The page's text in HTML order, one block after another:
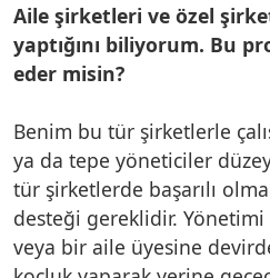
Aile şirketleri ve özel
yaptığını biliyorum. Bu
eder misin?
Benim bu tür şirketlerle
ya da tepe yöneticiler
tür şirketlerde başarılı
desteği gereklidir.
veya bir aile üyesine